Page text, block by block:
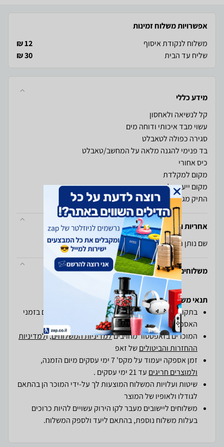
אפשרויות משלוח זמינות
משלוח לנקודת איסוף
12 ₪
שליח עד הבית
30 ₪
מידע כללי
התיק מגיע בגודל: 13 מתאים לכל טאבלט עד גודל 13
אחריות ויבואן
שם נותן האחריות: SmartCase
משלוחים והחזרות
תנאי משלוחים והחזרות ב-zap
בתקופת חגים ייתכנו עומסים חריגים וכן עיכובים קלים בזמני
האספקה.
המוכרים בזאפסטור מחויביםלמדיניות המשלוחים, ולמדיניות
ההחזרות והביטוליםשל זאפ
זמן אספקה יעמוד על מקס' 7 ימי עסקים מיום הזמנה,
ולמוצרים חריגים עד 21 ימי עסקים .
שיטות ועלויות המשלוח המוצעות לך על-ידי המוכר הן בהתאם
לגודלו ולאופיו של המוצר
משלוחים ליישובים מעבר לקו הירוק עשויים להיות כרוכים
בעלות משלוח נוספת, בהתאם ליעד ולספק המשלוח.